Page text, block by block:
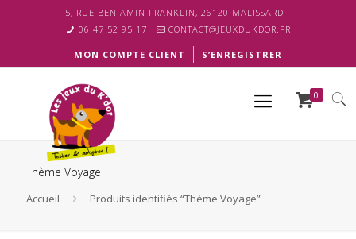
5, RUE BENJAMIN FRANKLIN, 26120 MALISSARD
06 47 52 95 17
CONTACT@JEUXDUKDOR.FR
MON COMPTE CLIENT S’ENREGISTRER
0
Thème Voyage
Accueil Produits identifiés “Thème Voyage”